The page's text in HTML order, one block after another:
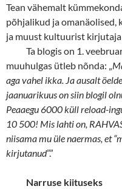
Tean vähemalt
põhjalikud ja
ja muust kultuurist kirjutaja
Ta blogis on 1.
muuhulgas ütleb nõnda: „
aga vahel ikka. Ja ausalt
jaanuarikuus on siin blogil
Peaaegu 6000 küll reload-
10 500! Mis lahti on,
niisama mu üle naermas, et
kirjutanud”.”
Narruse kiituseks